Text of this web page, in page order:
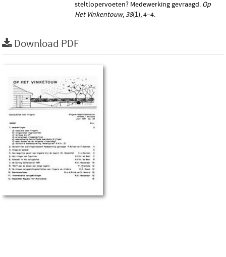
steltlopervoeten? Medewerking gevraagd. Op
Het Vinkentouw, 38(1), 4–4.
Download PDF